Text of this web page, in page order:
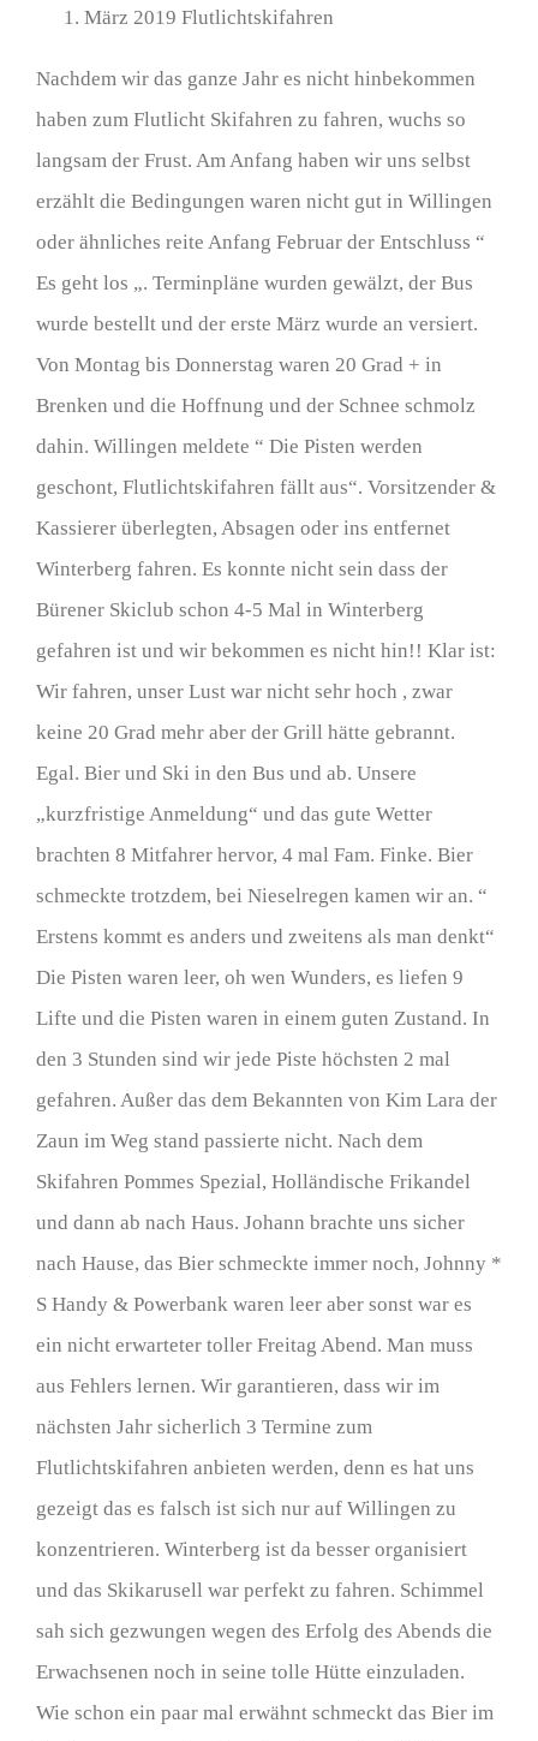
grösseresMärz 2019 Flutlichtskifahren
Nachdem wir das ganze Jahr es nicht hinbekommen
haben zum Flutlicht Skifahren zu fahren, wuchs so
langsam der Frust. Am Anfang haben wir uns selbst
erzählt die Bedingungen waren nicht gut in Willingen
oder ähnliches reite Anfang Februar der Entschluss “
Es geht los „. Terminpläne wurden gewälzt, der Bus
wurde bestellt und der erste März wurde an versiert.
Von Montag bis Donnerstag waren 20 Grad + in
Brenken und die Hoffnung und der Schnee schmolz
dahin. Willingen meldete “ Die Pisten werden
geschont, Flutlichtskifahren fällt aus“. Vorsitzender &
Kassierer überlegten, Absagen oder ins entfernet
Winterberg fahren. Es konnte nicht sein dass der
Bürener Skiclub schon 4-5 Mal in Winterberg
gefahren ist und wir bekommen es nicht hin!! Klar ist:
Wir fahren, unser Lust war nicht sehr hoch , zwar
keine 20 Grad mehr aber der Grill hätte gebrannt.
Egal. Bier und Ski in den Bus und ab. Unsere
„kurzfristige Anmeldung“ und das gute Wetter
brachten 8 Mitfahrer hervor, 4 mal Fam. Finke. Bier
schmeckte trotzdem, bei Nieselregen kamen wir an. “
Erstens kommt es anders und zweitens als man denkt“
Die Pisten waren leer, oh wen Wunders, es liefen 9
Lifte und die Pisten waren in einem guten Zustand. In
den 3 Stunden sind wir jede Piste höchsten 2 mal
gefahren. Außer das dem Bekannten von Kim Lara der
Zaun im Weg stand passierte nicht. Nach dem
Skifahren Pommes Spezial, Holländische Frikandel
und dann ab nach Haus. Johann brachte uns sicher
nach Hause, das Bier schmeckte immer noch, Johnny *
S Handy & Powerbank waren leer aber sonst war es
ein nicht erwarteter toller Freitag Abend. Man muss
aus Fehlers lernen. Wir garantieren, dass wir im
nächsten Jahr sicherlich 3 Termine zum
Flutlichtskifahren anbieten werden, denn es hat uns
gezeigt das es falsch ist sich nur auf Willingen zu
konzentrieren. Winterberg ist da besser organisiert
und das Skikarusell war perfekt zu fahren. Schimmel
sah sich gezwungen wegen des Erfolg des Abends die
Erwachsenen noch in seine tolle Hütte einzuladen.
Wie schon ein paar mal erwähnt schmeckt das Bier im